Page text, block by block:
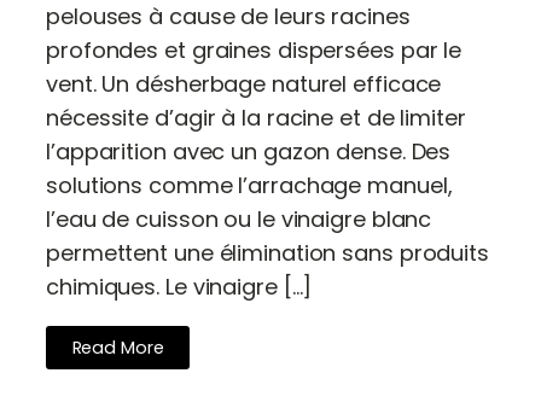
pelouses à cause de leurs racines
profondes et graines dispersées par le
vent. Un désherbage naturel efficace
nécessite d’agir à la racine et de limiter
l’apparition avec un gazon dense. Des
solutions comme l’arrachage manuel,
l’eau de cuisson ou le vinaigre blanc
permettent une élimination sans produits
chimiques. Le vinaigre […]
Read More